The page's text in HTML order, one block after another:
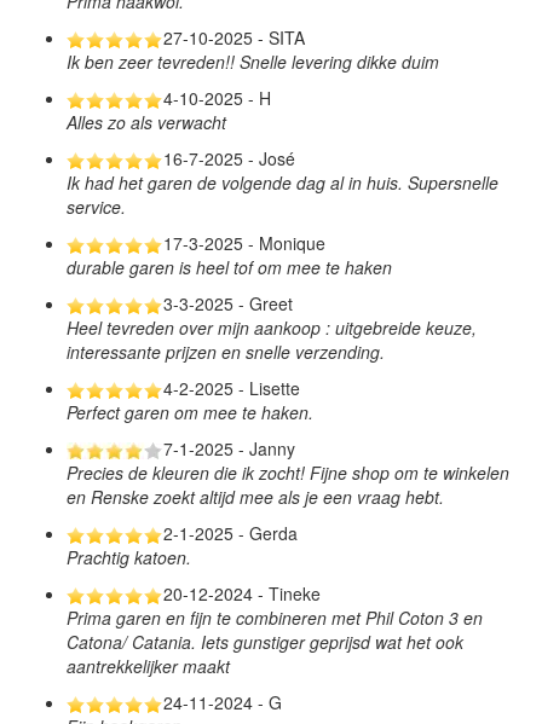
27-10-2025 - SITA
Ik ben zeer tevreden!! Snelle levering dikke duim
4-10-2025 - H
Alles zo als verwacht
16-7-2025 - José
Ik had het garen de volgende dag al in huis. Supersnelle
service.
17-3-2025 - Monique
durable garen is heel tof om mee te haken
3-3-2025 - Greet
Heel tevreden over mijn aankoop : uitgebreide keuze,
interessante prijzen en snelle verzending.
4-2-2025 - Lisette
Perfect garen om mee te haken.
7-1-2025 - Janny
Precies de kleuren die ik zocht! Fijne shop om te winkelen
en Renske zoekt altijd mee als je een vraag hebt.
2-1-2025 - Gerda
Prachtig katoen.
20-12-2024 - Tineke
Prima garen en fijn te combineren met Phil Coton 3 en
Catona/ Catania. Iets gunstiger geprijsd wat het ook
aantrekkelijker maakt
24-11-2024 - G